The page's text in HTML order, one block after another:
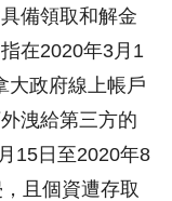
備領取和解金
在2020年3月1
大政府線上帳戶
洩給第三方的
15日至2020年8
且個資遭存取